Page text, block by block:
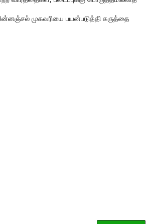
முகவரியை பயன்படுத்தி கருத்தை